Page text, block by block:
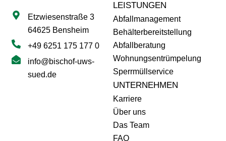
Etzwiesenstraße 3
64625 Bensheim
+49 6251 175 177 0
info@bischof-uws-
sued.de
LEISTUNGEN
Abfallmanagement
Behälterbereitstellung
Abfallberatung
Wohnungsentrümpelung
Sperrmüllservice
UNTERNEHMEN
Karriere
Über uns
Das Team
FAQ